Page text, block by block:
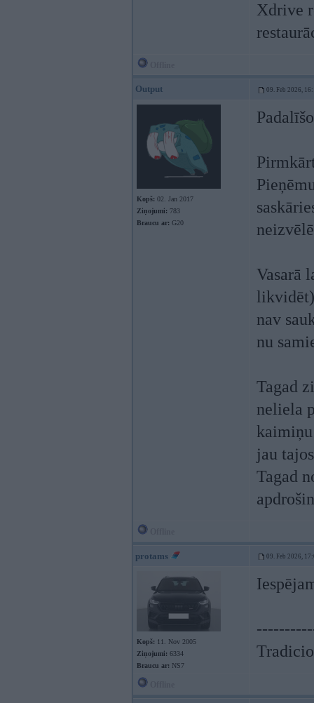
Xdrive
Output 09. Feb 2026,
Kopš: 02. Jan 2017
Ziņojumi: 783
Braucu ar: G20
Vasarā
nav
nu
Tagad
neliela
jau
Tagad
protams 09. Feb 2026,
Kopš: 11. Nov 2005
Ziņojumi: 6334
Braucu ar: NS7